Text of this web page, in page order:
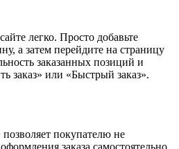
легко. Просто добавьте
а затем перейдите на страницу
заказанных позиций и
заказ» или «Быстрый заказ».
покупателю не